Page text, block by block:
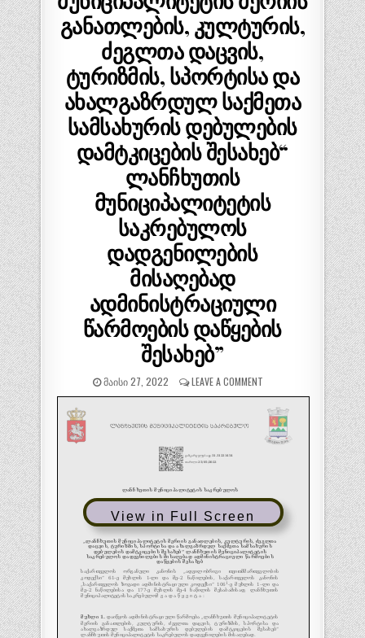
განათლების, კულტურის,
ძეგლთა დაცვის,
ტურიზმის, სპორტისა და
ახალგაზრდულ საქმეთა
სამსახურის დებულების
დამტკიცების შესახებ“
ლანჩხუთის
მუნიციპალიტეტის
საკრებულოს
დადგენილების
მისაღებად
ადმინისტრაციული
წარმოების დაწყების
შესახებ”
ᲛᲐᲘᲡᲘ 27, 2022 LEAVE A COMMENT
View in Full Screen